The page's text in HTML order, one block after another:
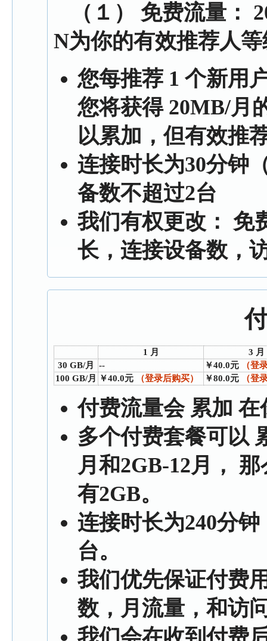
（１） 免费流量：
N为你的有效推荐人
您每推荐 1 个新用
您将获得 20MB/月
以累加，但有效推
连接时长为30分钟
备数不超过2台
我们有权更改： 免
长，连接设备数，
1 月
3 月
30 GB/月
-- ￥40.0元
（登
100 GB/月
￥40.0元 （登录后购买） ￥80.0元 （登
付费流量会累加 在
多个付费套餐可以
月和2GB-12月，
有2GB。
连接时长为240分
台。
我们优先保证付费
数，月流量，和访